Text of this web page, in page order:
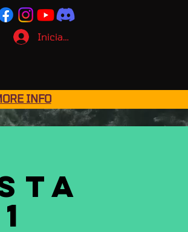
Iniciar sesión
INFO